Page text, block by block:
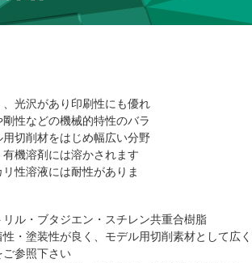
光沢があり印刷性にも優れ
性などの機械的特性のバラ
切削材をはじめ幅広い分野
機溶剤には溶かされます
性溶液には耐性がありま
リル・ブタジエン・スチレン共重合樹脂
性・塗装性が良く、モデル用切削素材として広
参照下さい